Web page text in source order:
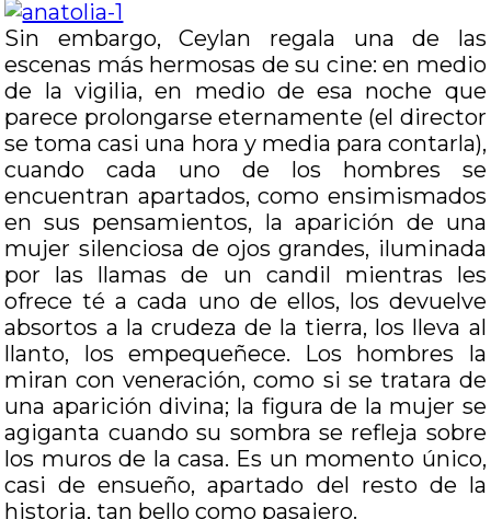
Sin embargo, Ceylan regala una de las
escenas más hermosas de su cine: en medio
de la vigilia, en medio de esa noche que
parece prolongarse eternamente (el director
se toma casi una hora y media para contarla),
cuando cada uno de los hombres se
encuentran apartados, como ensimismados
en sus pensamientos, la aparición de una
mujer silenciosa de ojos grandes, iluminada
por las llamas de un candil mientras les
ofrece té a cada uno de ellos, los devuelve
absortos a la crudeza de la tierra, los lleva al
llanto, los empequeñece. Los hombres la
miran con veneración, como si se tratara de
una aparición divina; la figura de la mujer se
agiganta cuando su sombra se refleja sobre
los muros de la casa. Es un momento único,
casi de ensueño, apartado del resto de la
historia, tan bello como pasajero.